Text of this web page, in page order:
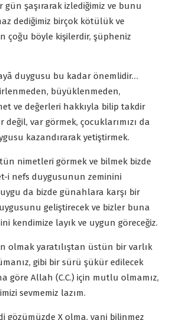
gün şaşırarak izlediğimiz ve bunu
dediğimiz birçok kötülük ve
çoğu böyle kişilerdir, şüpheniz
duygusu bu kadar önemlidir…
büyüklenmeden,
ve değerleri hakkıyla bilip takdir
değil, var görmek, çocuklarımızı da
kazandırarak yetiştirmek.
nimetleri görmek ve bilmek bizde
i nefs duygusunun zeminini
da bizde günahlara karşı bir
geliştirecek ve bizler buna
kendimize layık ve uygun göreceğiz.
olmak yaratılıştan üstün bir varlık
gibi bir sürü şükür edilecek
göre Allah (C.C.) için mutlu olmamız,
sevmemiz lazım.
gözümüzde X olma, yani bilinmez